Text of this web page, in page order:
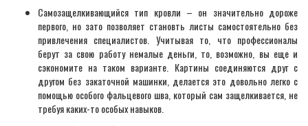
Самозащелкивающийся тип кровли – он значительно дороже
первого, но зато позволяет становть листы самостоятельно без
привлечения специалистов. Учитывая то, что профессионалы
берут за свою работу немалые деньги, то, возможно, вы еще и
сэкономите на таком варианте. Картины соединяются друг с
другом без закаточной машинки, делается это довольно легко с
помощью особого фальцевого шва, который сам защелкивается, не
требуя каких-то особых навыков.